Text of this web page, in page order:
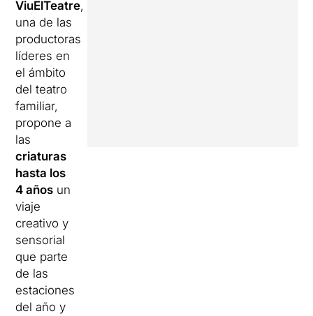
ViuElTeatre,
una de las
productoras
líderes en
el ámbito
del teatro
familiar,
propone a
las
criaturas
hasta los
4 años un
viaje
creativo y
sensorial
que parte
de las
estaciones
del año y